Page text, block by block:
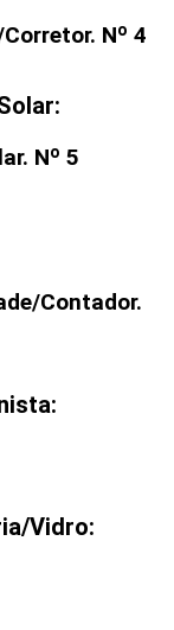
. Nº 4
Nº 5
Contador.
Vidro: